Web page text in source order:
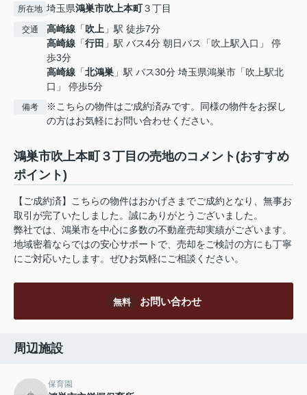
所在地 埼玉県鴻巣市吹上本町３丁目
交通 高崎線 「吹上 」駅 徒歩7分
高崎線 「行田 」駅 バス4分 朝日バス「吹上駅入口」 停
歩3分
高崎線 「北鴻巣 」駅 バス30分 埼玉県鴻巣市「吹上駅北
口」 停歩5分
備考
※こちらの物件はご成約済みです。同様の物件をお探し
の方はお気軽にお問い合わせください。
鴻巣市吹上本町３丁目の売地のコメント(おすすめ
ポイント)
【ご成約済】こちらの物件はおかげさまでご成約となり、無事お
取引が完了いたしました。誠にありがとうございました。
弊社では、鴻巣市を中心に多数の不動産売却実績がございます。
地域密着ならではの安心サポートで、売却をご検討の方にも丁寧
にご対応いたします。ぜひお気軽にご相談ください。
無料 お問い合わせ
周辺施設
保育園